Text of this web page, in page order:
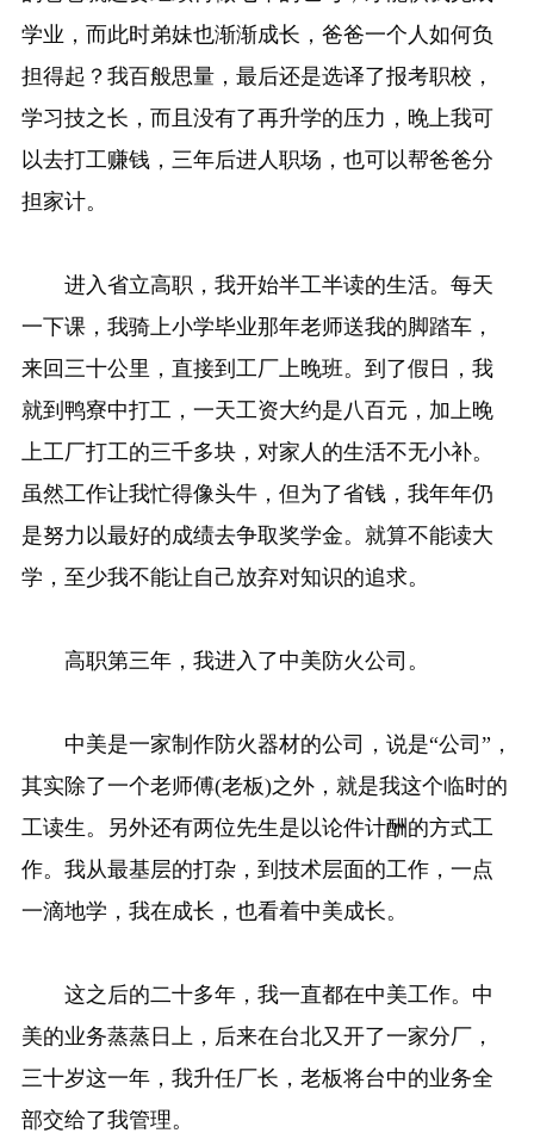
学业，而此时弟妹也渐渐成长，爸爸一个人如何负
担得起？我百般思量，最后还是选译了报考职校，
学习技之长，而且没有了再升学的压力，晚上我可
以去打工赚钱，三年后进人职场，也可以帮爸爸分
担家计。
进入省立高职，我开始半工半读的生活。每天
一下课，我骑上小学毕业那年老师送我的脚踏车，
来回三十公里，直接到工厂上晚班。到了假日，我
就到鸭寮中打工，一天工资大约是八百元，加上晚
上工厂打工的三千多块，对家人的生活不无小补。
虽然工作让我忙得像头牛，但为了省钱，我年年仍
是努力以最好的成绩去争取奖学金。就算不能读大
学，至少我不能让自己放弃对知识的追求。
高职第三年，我进入了中美防火公司。
中美是一家制作防火器材的公司，说是“公司”，
其实除了一个老师傅(老板)之外，就是我这个临时的
工读生。另外还有两位先生是以论件计酬的方式工
作。我从最基层的打杂，到技术层面的工作，一点
一滴地学，我在成长，也看着中美成长。
这之后的二十多年，我一直都在中美工作。中
美的业务蒸蒸日上，后来在台北又开了一家分厂，
三十岁这一年，我升任厂长，老板将台中的业务全
部交给了我管理。